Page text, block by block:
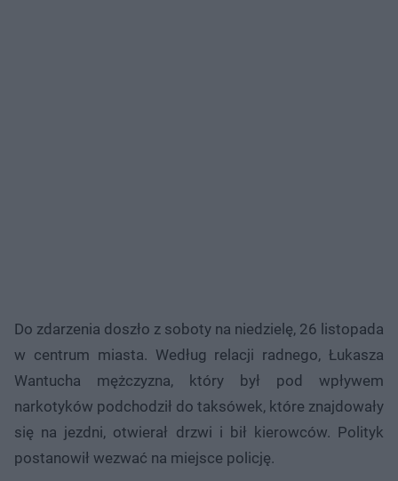
Do zdarzenia doszło z soboty na niedzielę, 26 listopada
w centrum miasta. Według relacji radnego, Łukasza
Wantucha mężczyzna, który był pod wpływem
narkotyków podchodził do taksówek, które znajdowały
się na jezdni, otwierał drzwi i bił kierowców. Polityk
postanowił wezwać na miejsce policję.